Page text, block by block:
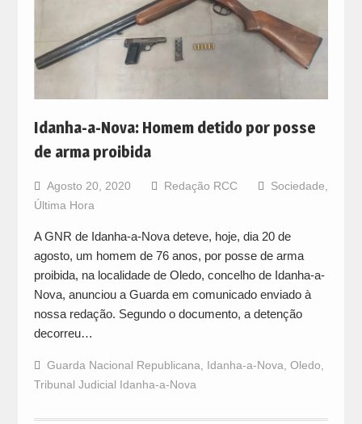
Idanha-a-Nova: Homem detido por posse
de arma proibida
Agosto 20, 2020 Redação RCC Sociedade
Última Hora
A GNR de Idanha-a-Nova deteve, hoje, dia 20 de
agosto, um homem de 76 anos, por posse de arma
proibida, na localidade de Oledo, concelho de Idanha-a-
Nova, anunciou a Guarda em comunicado enviado à
nossa redação. Segundo o documento, a detenção
decorreu…
Guarda Nacional Republicana Idanha-a-Nova Oledo
Tribunal Judicial Idanha-a-Nova